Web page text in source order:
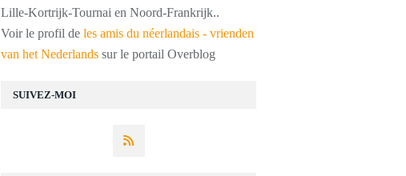
SUIVEZ-MOI
Lille-Kortrijk-Tournai en Noord-Frankrijk..
Voir le profil de les amis du néerlandais - vrienden
van het Nederlands sur le portail Overblog